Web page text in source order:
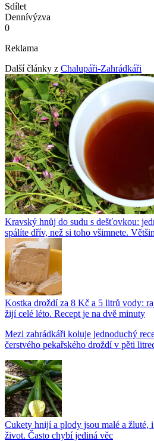
Sdílet
Dennívýzva
0
Reklama
Další články z Chalupáři-Zahrádkáři
Kravský hnůj do sudu s dešťovkou:
spálíte dřív, než si toho všimnete.
Kostka droždí za 8 Kč a 5 litrů vody:
žijí celé léto. Recept je na dvě minuty
Mezi zahrádkáři koluje jednoduchý
čerstvého pekařského droždí v pěti
Cukety hnijí a plody jsou malé a žluté,
život. Často chybí jediná věc